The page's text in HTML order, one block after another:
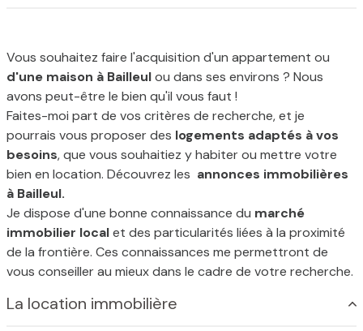
et je peux offrir à chaque client une prestationCLEF EN
MAIN.
Clef en Main,agence immobilière à St Jans Cappel
accompagne dans vos différentes recherches
immobilières. Situés près de la frontière belge et de Bailleul,
nous disposons d'une bonne connaissance du marché de
cette ville.
Un projet immobilier à Bailleul, St Jans Cappel ?
Découvrez nos prestations !
Je vous accompagne dans votre recherche de maison ou
d'appartement, que ce soit pour un achat ou pour une
location.
Vous souhaitez faire l'acquisition d'un appartement ou
d'une maison à Bailleulou dans ses environs ? Nous
avons peut-être le bien qu'il vous faut !
Faites-moi part de vos critères de recherche, et je
pourrais vous proposer des logements adaptés à vos
besoins, que vous souhaitiez y habiter ou mettre votre
bien en location. Découvrez les annonces immobilières
à Bailleul.
Je dispose d'une bonne connaissance du marché
immobilier localet des particularités liées à la proximité
de la frontière. Ces connaissances me permettront de
vous conseiller au mieux dans le cadre de votre recherche.
La location immobilière